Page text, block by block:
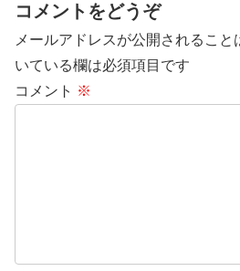
コメントをどうぞ
メールアドレスが公開されること
いている欄は必須項目です
コメント ※